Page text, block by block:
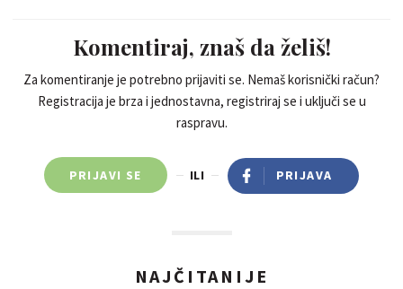
Komentiraj, znaš da želiš!
Za komentiranje je potrebno prijaviti se. Nemaš korisnički račun?
Registracija je brza i jednostavna, registriraj se i uključi se u
raspravu.
PRIJAVI SE ILI PRIJAVA
NAJČITANIJE